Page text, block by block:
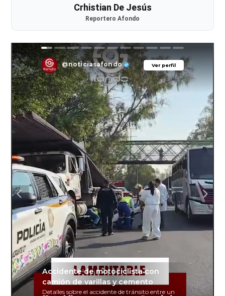
Crhistian De Jesús
Reportero Afondo
Ver perfil
@noticiasafondo Ver perfil
Accidente de motociclista con
camión de varillas y cemento
Detalles sobre el accidente de tránsito entre un